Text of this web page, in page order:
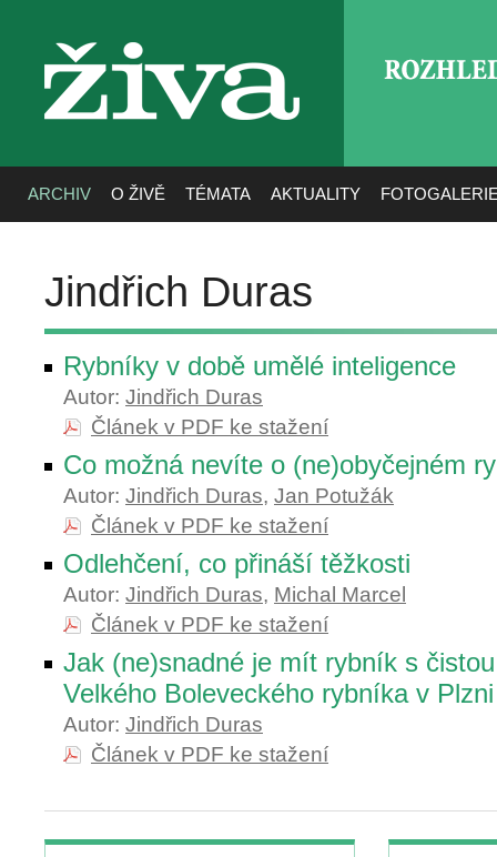
živa
ARCHIV O ŽIVĚ TÉMATA AKTUALITY
Jindřich Duras
Rybníky v době umělé inteligence
Autor: Jindřich Duras
Článek v PDF ke stažení
Co možná nevíte o (ne)obyčejném
Autor: Jindřich Duras, Jan Potužák
Článek v PDF ke stažení
Odlehčení, co přináší těžkosti
Autor: Jindřich Duras, Michal Marcel
Článek v PDF ke stažení
Jak (ne)snadné je mít rybník s
Velkého Boleveckého rybníka v Plzni
Autor: Jindřich Duras
Článek v PDF ke stažení